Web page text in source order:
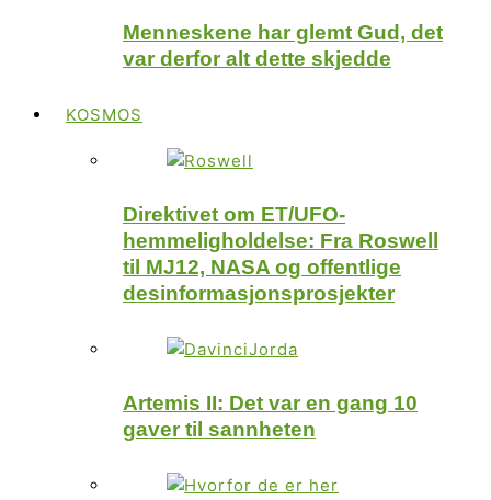
Menneskene har glemt Gud, det
var derfor alt dette skjedde
KOSMOS
Direktivet om ET/UFO-
hemmeligholdelse: Fra Roswell
til MJ12, NASA og offentlige
desinformasjonsprosjekter
Artemis II: Det var en gang 10
gaver til sannheten